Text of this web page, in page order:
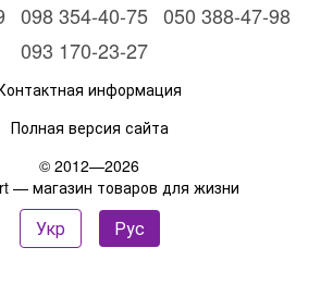
098 354-40-75 050 388-47-98
093 170-23-27
информация
Полная версия сайта
© 2012—2026
— магазин товаров для жизни
Укр Рус